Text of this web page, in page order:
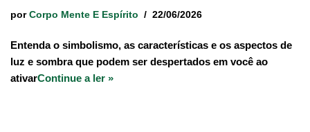
por Corpo Mente E Espírito 22/06/2026
Entenda o simbolismo, as características e os aspectos de
luz e sombra que podem ser despertados em você ao
ativarContinue a ler »